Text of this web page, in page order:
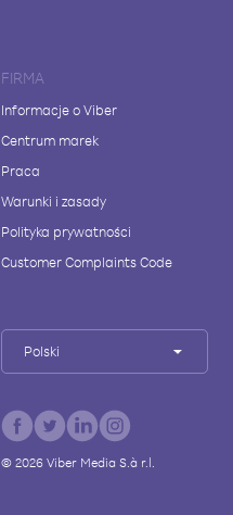
FIRMA
Informacje o Viber
Centrum marek
Praca
Warunki i zasady
Polityka prywatności
Customer Complaints Code
Polski
© 2026Viber Media S.à r.l.